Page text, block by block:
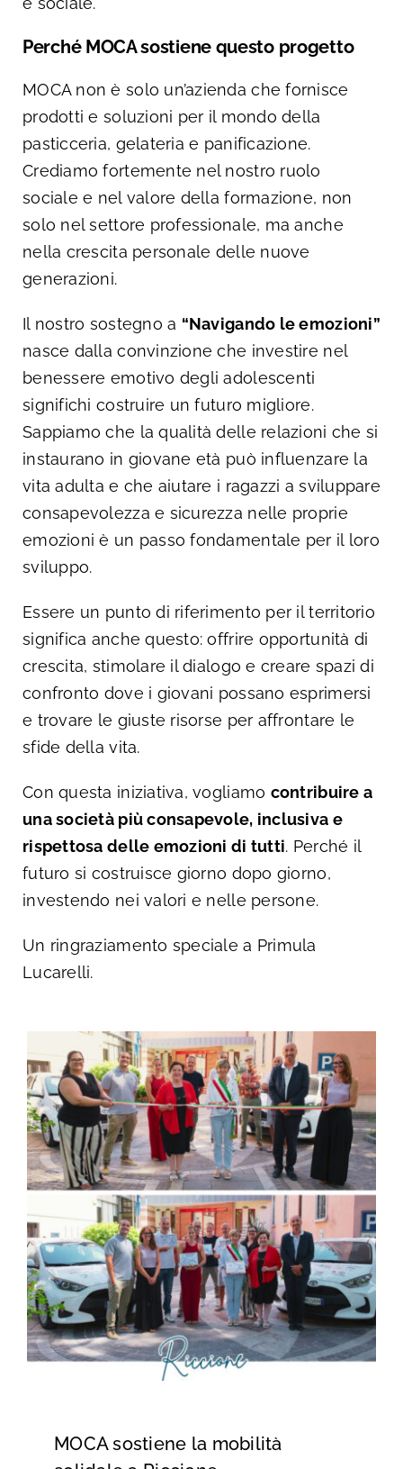
Perché MOCA sostiene questo progetto
MOCA non è solo un’azienda che fornisce
prodotti e soluzioni per il mondo della
pasticceria, gelateria e panificazione.
Crediamo fortemente nel nostro ruolo
sociale e nel valore della formazione, non
solo nel settore professionale, ma anche
nella crescita personale delle nuove
generazioni.
Il nostro sostegno a “Navigando le emozioni”
nasce dalla convinzione che investire nel
benessere emotivo degli adolescenti
significhi costruire un futuro migliore.
Sappiamo che la qualità delle relazioni che si
instaurano in giovane età può influenzare la
vita adulta e che aiutare i ragazzi a sviluppare
consapevolezza e sicurezza nelle proprie
emozioni è un passo fondamentale per il loro
sviluppo.
Essere un punto di riferimento per il territorio
significa anche questo: offrire opportunità di
crescita, stimolare il dialogo e creare spazi di
confronto dove i giovani possano esprimersi
e trovare le giuste risorse per affrontare le
sfide della vita.
Con questa iniziativa, vogliamo contribuire a
una società più consapevole, inclusiva e
rispettosa delle emozioni di tutti. Perché il
futuro si costruisce giorno dopo giorno,
investendo nei valori e nelle persone.
Un ringraziamento speciale a Primula
Lucarelli.
MOCA sostiene la mobilità